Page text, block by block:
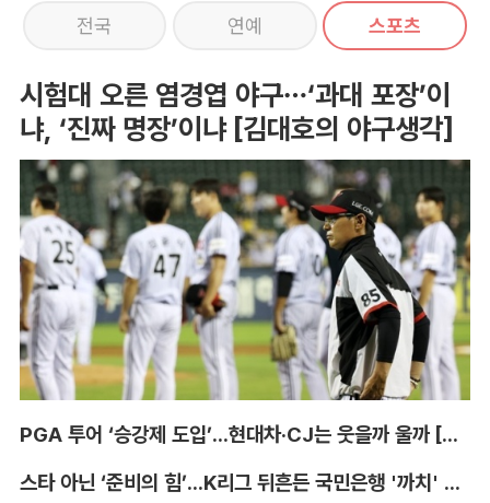
전국 연예 스포츠
시험대 오른 염경엽 야구…‘과대 포장’이
냐, ‘진짜 명장’이냐 [김대호의 야구생각]
PGA 투어 ‘승강제 도입’...현대차·CJ는 웃을까 울까 [박호윤의 IN&OUT]
스타 아닌 ‘준비의 힘’...K리그 뒤흔든 국민은행 '까치' 사단 [이영규의 비욘더매치]